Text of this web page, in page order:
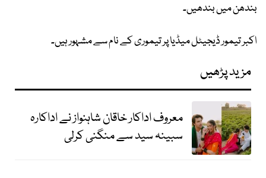
بندھن میں بندھیں۔
اکبر تیمور ڈیجیٹل میڈیا پر تیموری کے نام سے مشہور ہیں۔
مزید پڑھیں
معروف اداکار خاقان شاہنواز نے اداکارہ
سبینہ سید سے منگنی کرلی